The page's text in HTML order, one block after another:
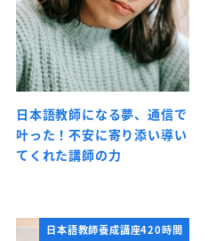
日本語教師になる夢、通信で
叶った！不安に寄り添い導い
てくれた講師の力
日本語教師養成講座420時間